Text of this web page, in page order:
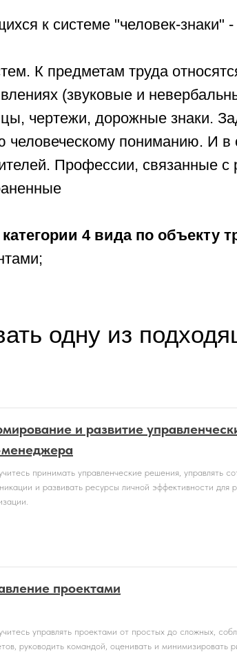
дорожные знаки. Задача –
пониманию. И в
Профессии, связанные с работой
4 вида по объекту труда:
одну из
и развитие
принимать управленческие решения, управлять
и развивать ресурсы личной эффективности для
проектами
управлять проектами от простых до сложных,
руководить командой, оценивать и минимизировать